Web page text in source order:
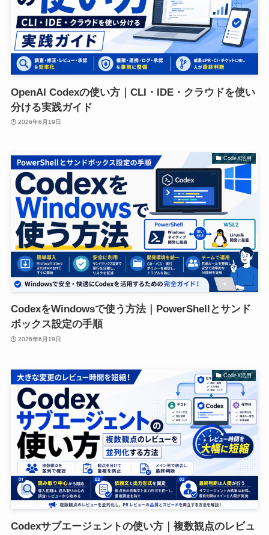
OpenAI Codexの使い方｜CLI・IDE・クラウドを使い
分ける実践ガイド
2026年6月19日
CodeX活用
CodexをWindowsで使う方法｜PowerShellとサンド
ボックス設定の手順
2026年6月19日
CodeX活用
Codexサブエージェントの使い方｜複数観点のレビュ